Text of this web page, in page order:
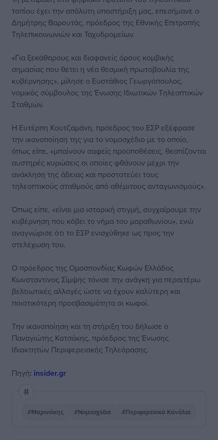
τοπίου έχει την απόλυτη υποστήριξη μας, επεσήμανε ο
Δημήτρης Βαρουτάς, πρόεδρος της Εθνικής Επιτροπής
Τηλεπικοινωνιών και Ταχυδρομείων.
«Για ξεκάθαρους και διαφανείς όρους κομβικής
σημασίας που θέτει η νέα θεσμική πρωτοβουλία της
κυβέρνησης», μίλησε ο Ευστάθιος Γεωργόπουλος,
νομικός σύμβουλος της Ένωσης Ιδιωτικών Τηλεοπτικών
Σταθμών.
Η Ευτέρπη Κουτζαμάνη, πρόεδρος του ΕΣΡ εξέφρασε
την ικανοποίηση της για το νομοσχέδιο με το οποίο,
όπως είπε, «μπαίνουν σαφείς προϋποθέσεις, θεσπίζονται
αυστηρές κυρώσεις οι οποίες φθάνουν μέχρι την
ανάκληση της άδειας και προστατεύει τους
τηλεοπτικούς σταθμούς από αθέμιτους ανταγωνισμούς».
Όπως είπε, «είναι μια ιστορική στιγμή, συγχαίρουμε την
κυβέρνηση που κόβει το νήμα του μαραθωνίου», ενώ
αναγνώρισε ότι το ΕΣΡ ενισχύθηκε ως προς την
στελέχωση του.
Ο πρόεδρος της Ομοσπονδίας Κωφών Ελλάδος
Κωνσταντίνος Σίμψης τόνισε την ανάγκη για περαιτέρω
βελτιωτικές αλλαγές ώστε να έχουν καλύτερη και
ποιοτικότερη προσβασιμότητα οι κωφοί.
Την ικανοποίηση και τη στήριξη του δήλωσε ο
Παναγιώτης Κατσάκης, πρόεδρος της Ένωσης
Ιδιοκτητών Περιφερειακής Τηλεόρασης.
Πηγή: insider.gr
#Μαρινάκης #Νομοσχέδιο #Περιφερειακά Κανάλια